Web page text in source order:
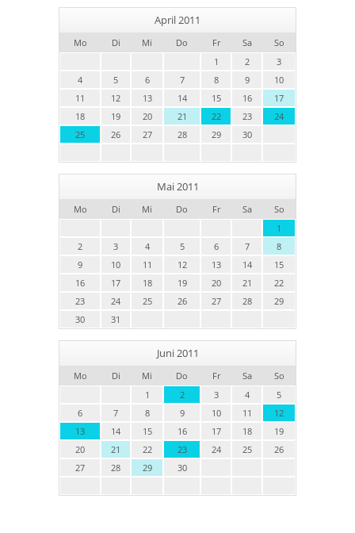
April 2011
Mo Di Mi Do Fr Sa
So
1
2
3
4
5 6 7 8 9
10
11
12 13 14 15 16
17
18
19 20 21 22 23
24
25
26 27 28 29 30
Mai 2011
Mo Di Mi Do Fr Sa
So
1
2
3 4 5 6 7
8
9
10 11 12 13 14
15
16
17 18 19 20 21
22
23
24 25 26 27 28
29
30
31
Juni 2011
Mo Di Mi Do Fr Sa
So
1
2 3 4
5
6
7 8 9 10 11
12
13
14 15 16 17 18
19
20
21 22 23 24 25
26
27
28 29 30